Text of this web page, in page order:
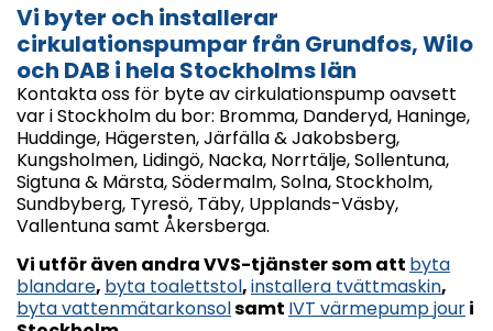
Vi byter och installerar
cirkulationspumpar från Grundfos, Wilo
och DAB i hela Stockholms län
Kontakta oss för byte av cirkulationspump oavsett
var i Stockholm du bor: Bromma, Danderyd, Haninge,
Huddinge, Hägersten, Järfälla & Jakobsberg,
Kungsholmen, Lidingö, Nacka, Norrtälje, Sollentuna,
Sigtuna & Märsta, Södermalm, Solna, Stockholm,
Sundbyberg, Tyresö, Täby, Upplands-Väsby,
Vallentuna samt Åkersberga.
Vi utför även andra VVS-tjänster som att byta
blandare, byta toalettstol,installera tvättmaskin,
byta vattenmätarkonsolsamt IVT värmepump jouri